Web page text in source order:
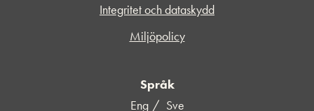
Integritet och dataskydd
Miljöpolicy
Språk
Eng
Sve